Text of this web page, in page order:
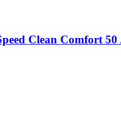
Clean Comfort